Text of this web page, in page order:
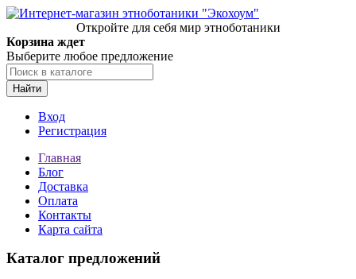
Откройте для себя мир этноботаники
Корзина ждет
Выберите любое предложение
Найти
Вход
Регистрация
Главная
Блог
Доставка
Оплата
Контакты
Карта сайта
Каталог предложений